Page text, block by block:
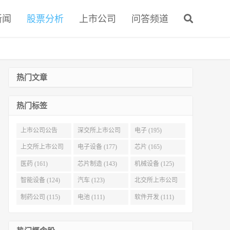
股票分析 上市公司 问答频道
热门文章
热门标签
上市公司公告
(321)
深交所上市公司
(215)
电子 (195)
上交所上市公司
(186)
电子设备 (177) 芯片 (165)
医药 (161) 芯片制造 (143) 机械设备 (125)
智能设备 (124) 汽车 (123) 北交所上市公司
(116)
制药公司 (115) 电池 (111) 软件开发 (111)